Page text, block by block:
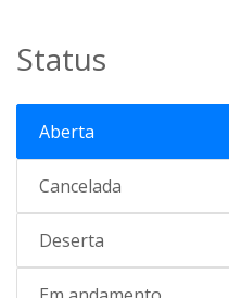
Status
Aberta
Cancelada
Deserta